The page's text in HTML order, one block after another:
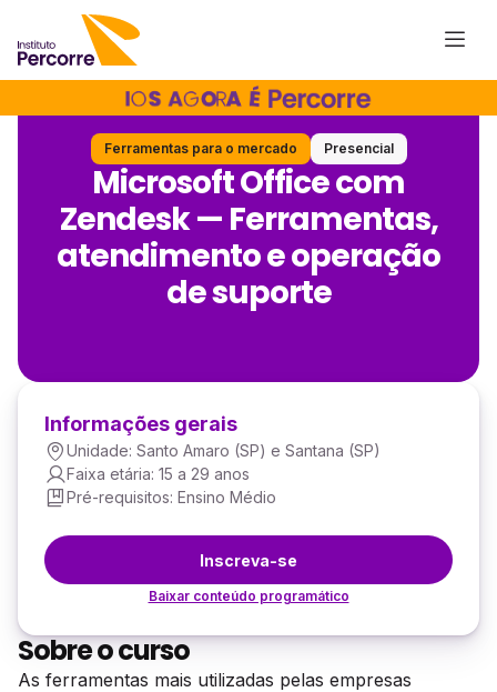
Ferramentas para o mercado Presencial
Microsoft Office com
Zendesk — Ferramentas,
atendimento e operação
de suporte
Sobre o curso
As ferramentas mais utilizadas pelas empresas
Informações gerais
Unidade: Santo Amaro (SP) e Santana (SP)
Faixa etária: 15 a 29 anos
Pré-requisitos: Ensino Médio
Inscreva-se
Baixar conteúdo programático